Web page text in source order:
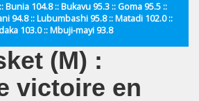
Bunia 104.8 :: Bukavu 95.3 :: Goma 95.5 ::
94.8 :: Lubumbashi 95.8 :: Matadi 102.0 ::
103.0 :: Mbuji-mayi 93.8
(M) :
victoire en